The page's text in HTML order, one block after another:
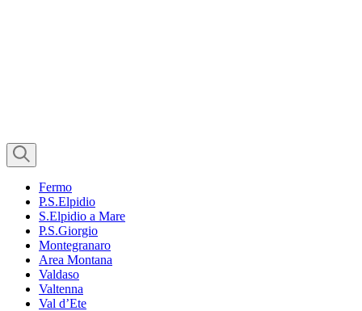
Fermo
P.S.Elpidio
S.Elpidio a Mare
P.S.Giorgio
Montegranaro
Area Montana
Valdaso
Valtenna
Val d’Ete